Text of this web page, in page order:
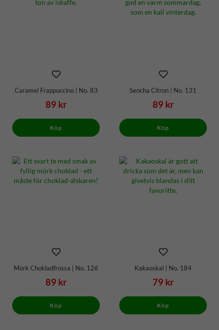
Caramel Frappuccino | No. 83
89 kr
Köp
Sencha Citron | No. 131
89 kr
Köp
Mörk Chokladfrossa | No. 126
89 kr
Köp
Kakaoskal | No. 184
79 kr
Köp